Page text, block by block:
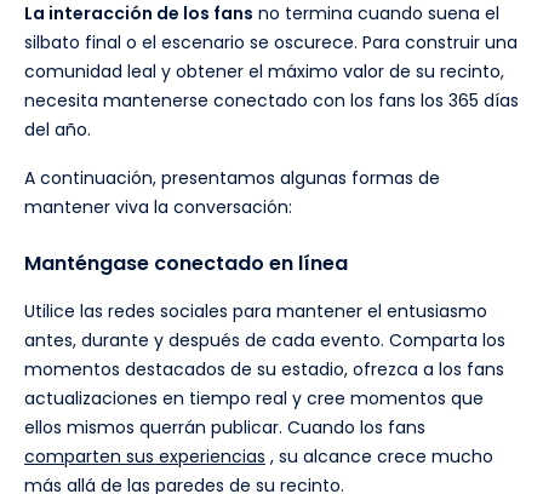
La interacción de los fans no termina cuando suena el
silbato final o el escenario se oscurece. Para construir una
comunidad leal y obtener el máximo valor de su recinto,
necesita mantenerse conectado con los fans los 365 días
del año.
A continuación, presentamos algunas formas de
mantener viva la conversación:
Manténgase conectado en línea
Utilice las redes sociales para mantener el entusiasmo
antes, durante y después de cada evento. Comparta los
momentos destacados de su estadio, ofrezca a los fans
actualizaciones en tiempo real y cree momentos que
ellos mismos querrán publicar. Cuando los fans
comparten sus experiencias , su alcance crece mucho
más allá de las paredes de su recinto.